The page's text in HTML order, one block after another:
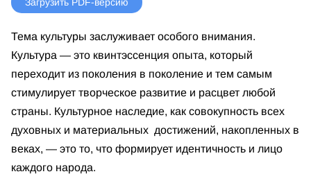
Тема культуры заслуживает особого внимания.
Культура — это квинтэссенция опыта, который
переходит из поколения в поколение и тем самым
стимулирует творческое развитие и расцвет любой
страны. Культурное наследие, как совокупность всех
духовных и материальных достижений, накопленных в
веках, — это то, что формирует идентичность и лицо
каждого народа.